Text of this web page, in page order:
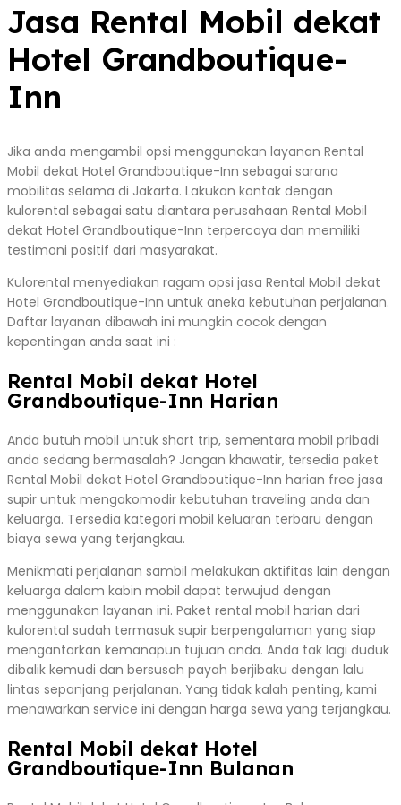
Jasa Rental Mobil dekat
Hotel Grandboutique-
Inn
Jika anda mengambil opsi menggunakan layanan Rental
Mobil dekat Hotel Grandboutique-Inn sebagai sarana
mobilitas selama di Jakarta. Lakukan kontak dengan
kulorental sebagai satu diantara perusahaan Rental Mobil
dekat Hotel Grandboutique-Inn terpercaya dan memiliki
testimoni positif dari masyarakat.
Kulorental menyediakan ragam opsi jasa Rental Mobil dekat
Hotel Grandboutique-Inn untuk aneka kebutuhan perjalanan.
Daftar layanan dibawah ini mungkin cocok dengan
kepentingan anda saat ini :
Rental Mobil dekat Hotel
Grandboutique-Inn Harian
Anda butuh mobil untuk short trip, sementara mobil pribadi
anda sedang bermasalah? Jangan khawatir, tersedia paket
Rental Mobil dekat Hotel Grandboutique-Inn harian free jasa
supir untuk mengakomodir kebutuhan traveling anda dan
keluarga. Tersedia kategori mobil keluaran terbaru dengan
biaya sewa yang terjangkau.
Menikmati perjalanan sambil melakukan aktifitas lain dengan
keluarga dalam kabin mobil dapat terwujud dengan
menggunakan layanan ini. Paket rental mobil harian dari
kulorental sudah termasuk supir berpengalaman yang siap
mengantarkan kemanapun tujuan anda. Anda tak lagi duduk
dibalik kemudi dan bersusah payah berjibaku dengan lalu
lintas sepanjang perjalanan. Yang tidak kalah penting, kami
menawarkan service ini dengan harga sewa yang terjangkau.
Rental Mobil dekat Hotel
Grandboutique-Inn Bulanan